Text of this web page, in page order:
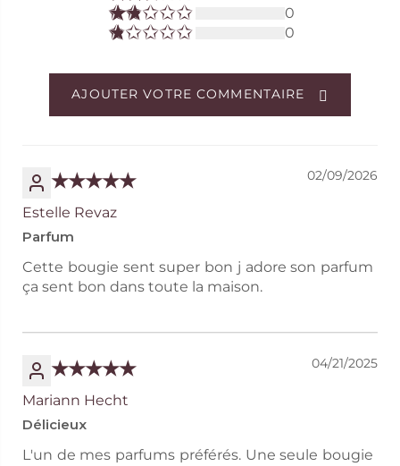
0
0
AJOUTER VOTRE COMMENTAIRE
02/09/2026
Estelle Revaz
Parfum
Cette bougie sent super bon j adore son parfum
ça sent bon dans toute la maison.
04/21/2025
Mariann Hecht
Délicieux
L'un de mes parfums préférés. Une seule bougie